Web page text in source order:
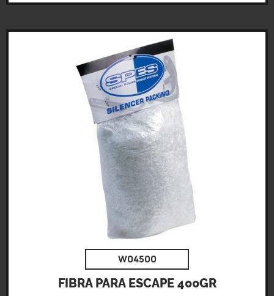
W04500
FIBRA PARA ESCAPE 400GR